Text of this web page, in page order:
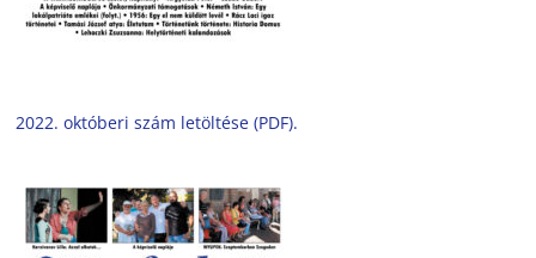
2022. októberi szám letöltése (PDF).